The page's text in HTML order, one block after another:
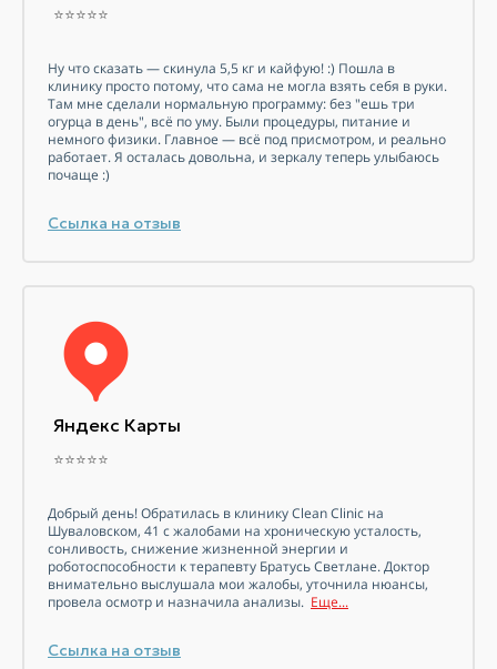
⭐⭐⭐⭐⭐
Ну что сказать — скинула 5,5 кг и кайфую! :) Пошла в
клинику просто потому, что сама не могла взять себя в руки.
Там мне сделали нормальную программу: без "ешь три
огурца в день", всё по уму. Были процедуры, питание и
немного физики. Главное — всё под присмотром, и реально
работает. Я осталась довольна, и зеркалу теперь улыбаюсь
почаще :)
Ссылка на отзыв
Яндекс Карты
⭐⭐⭐⭐⭐
Добрый день! Обратилась в клинику Clean Clinic на
Шуваловском, 41 с жалобами на хроническую усталость,
сонливость, снижение жизненной энергии и
роботоспособности к терапевту Братусь Светлане. Доктор
внимательно выслушала мои жалобы, уточнила нюансы,
провела осмотр и назначила анализы. Еще...
Ссылка на отзыв